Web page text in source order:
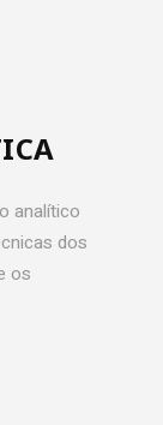
analítico
dos
os